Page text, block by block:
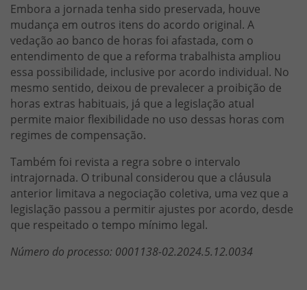
Embora a jornada tenha sido preservada, houve
mudança em outros itens do acordo original. A
vedação ao banco de horas foi afastada, com o
entendimento de que a reforma trabalhista ampliou
essa possibilidade, inclusive por acordo individual. No
mesmo sentido, deixou de prevalecer a proibição de
horas extras habituais, já que a legislação atual
permite maior flexibilidade no uso dessas horas com
regimes de compensação.
Também foi revista a regra sobre o intervalo
intrajornada. O tribunal considerou que a cláusula
anterior limitava a negociação coletiva, uma vez que a
legislação passou a permitir ajustes por acordo, desde
que respeitado o tempo mínimo legal.
Número do processo: 0001138-02.2024.5.12.0034